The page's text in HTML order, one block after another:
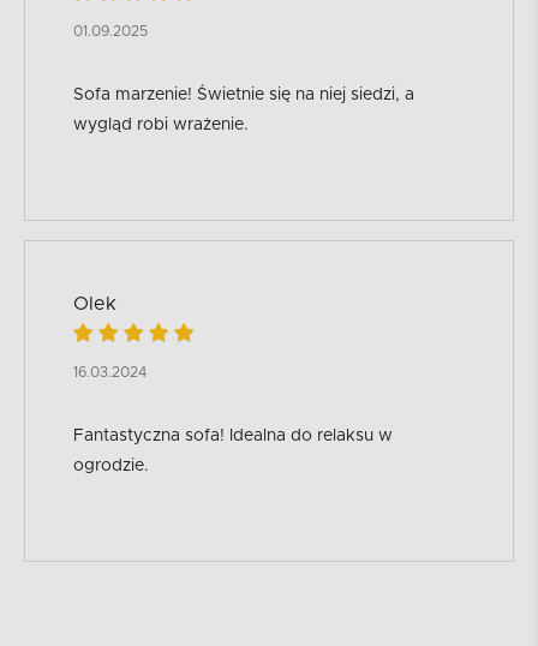
01.09.2025
Sofa marzenie! Świetnie się na niej siedzi, a
wygląd robi wrażenie.
Olek
16.03.2024
Fantastyczna sofa! Idealna do relaksu w
ogrodzie.